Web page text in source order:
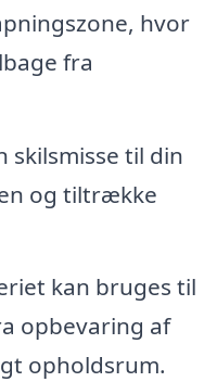
hvor
fra
skilsmisse til din
og tiltrække
kan bruges til
opbevaring af
opholdsrum.